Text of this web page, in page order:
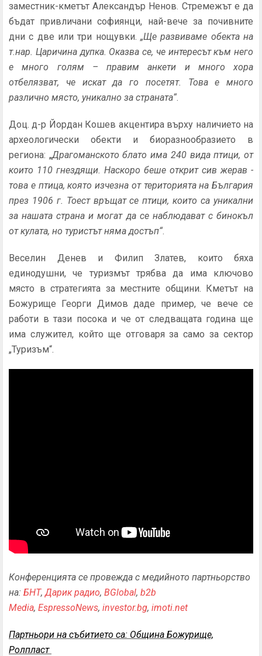
заместник-кметът Александър Ненов. Стремежът е да
бъдат привличани софиянци, най-вече за почивните
дни с две или три нощувки. „Ще развиваме обекта на
т.нар. Царичина дупка. Оказва се, че интересът към него
е много голям – правим анкети и много хора
отбелязват, че искат да го посетят. Това е много
различно място, уникално за страната“.
Доц. д-р Йордан Кошев акцентира върху наличието на
археологически обекти и биоразнообразието в
региона: „Драгоманското блато има 240 вида птици, от
които 110 гнездящи. Наскоро беше открит сив жерав -
това е птица, която изчезна от територията на България
през 1906 г. Тоест връщат се птици, които са уникални
за нашата страна и могат да се наблюдават с бинокъл
от кулата, но туристът няма достъп“.
Веселин Денев и Филип Златев, които бяха
единодушни, че туризмът трябва да има ключово
място в стратегията за местните общини. Кметът на
Божурище Георги Димов даде пример, че вече се
работи в тази посока и че от следващата година ще
има служител, който ще отговаря за само за сектор
„Туризъм“.
Конференцията се провежда с медийното партньорство
на: БНТ, Дарик радио, BGlobal, b2b
Media, EspressoNews, investor.bg, imoti.net
Партньори на събитието са: Община Божурище,
Ролпласт